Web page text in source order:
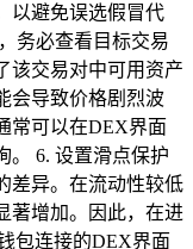
以避免误选假冒代
务必查看目标交易
该交易对中可用资产
会导致价格剧烈波
常可以在DEX界面
。 6. 设置滑点保护
差异。在流动性较低
著增加。因此，在进
包连接的DEX界面